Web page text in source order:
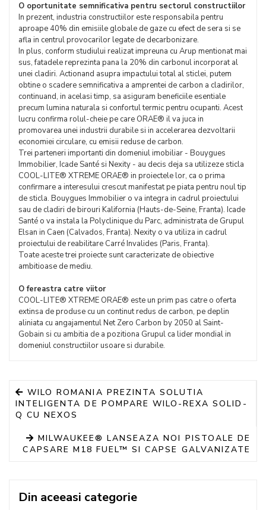
O oportunitate semnificativa pentru sectorul constructiilor
In prezent, industria constructiilor este responsabila pentru
aproape 40% din emisiile globale de gaze cu efect de sera si se
afla in centrul provocarilor legate de decarbonizare.
In plus, conform studiului realizat impreuna cu Arup mentionat mai
sus, fatadele reprezinta pana la 20% din carbonul incorporat al
unei cladiri. Actionand asupra impactului total al sticlei, putem
obtine o scadere semnificativa a amprentei de carbon a cladirilor,
continuand, in acelasi timp, sa asiguram beneficiile esentiale
precum lumina naturala si confortul termic pentru ocupanti. Acest
lucru confirma rolul-cheie pe care ORAE® il va juca in
promovarea unei industrii durabile si in accelerarea dezvoltarii
economiei circulare, cu emisii reduse de carbon.
Trei parteneri importanti din domeniul imobiliar - Bouygues
Immobilier, Icade Santé si Nexity - au decis deja sa utilizeze sticla
COOL-LITE® XTREME ORAE® in proiectele lor, ca o prima
confirmare a interesului crescut manifestat pe piata pentru noul tip
de sticla. Bouygues Immobilier o va integra in cadrul proiectului
sau de cladiri de birouri Kalifornia (Hauts-de-Seine, Franta). Icade
Santé o va instala la Polyclinique du Parc, administrata de Grupul
Elsan in Caen (Calvados, Franta). Nexity o va utiliza in cadrul
proiectului de reabilitare Carré Invalides (Paris, Franta).
Toate aceste trei proiecte sunt caracterizate de obiective
ambitioase de mediu.
O fereastra catre viitor
COOL-LITE® XTREME ORAE® este un prim pas catre o oferta
extinsa de produse cu un continut redus de carbon, pe deplin
aliniata cu angajamentul Net Zero Carbon by 2050 al Saint-
Gobain si cu ambitia de a pozitiona Grupul ca lider mondial in
domeniul constructiilor usoare si durabile.
WILO ROMANIA PREZINTA SOLUTIA
INTELIGENTA DE POMPARE WILO-REXA SOLID-
Q CU NEXOS
MILWAUKEE® LANSEAZA NOI PISTOALE DE
CAPSARE M18 FUEL™ SI CAPSE GALVANIZATE
Din aceeasi categorie